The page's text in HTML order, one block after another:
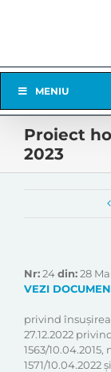
Navigation
MENIU
Proiect
2023
Nr:24din:28
VEZI
privind
27.12.2022
1563/10.04.2015,
1571/10.04.2022